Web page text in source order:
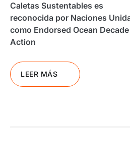
Caletas Sustentables es
reconocida por Naciones
como Endorsed Ocean Decade
Action
LEER MÁS